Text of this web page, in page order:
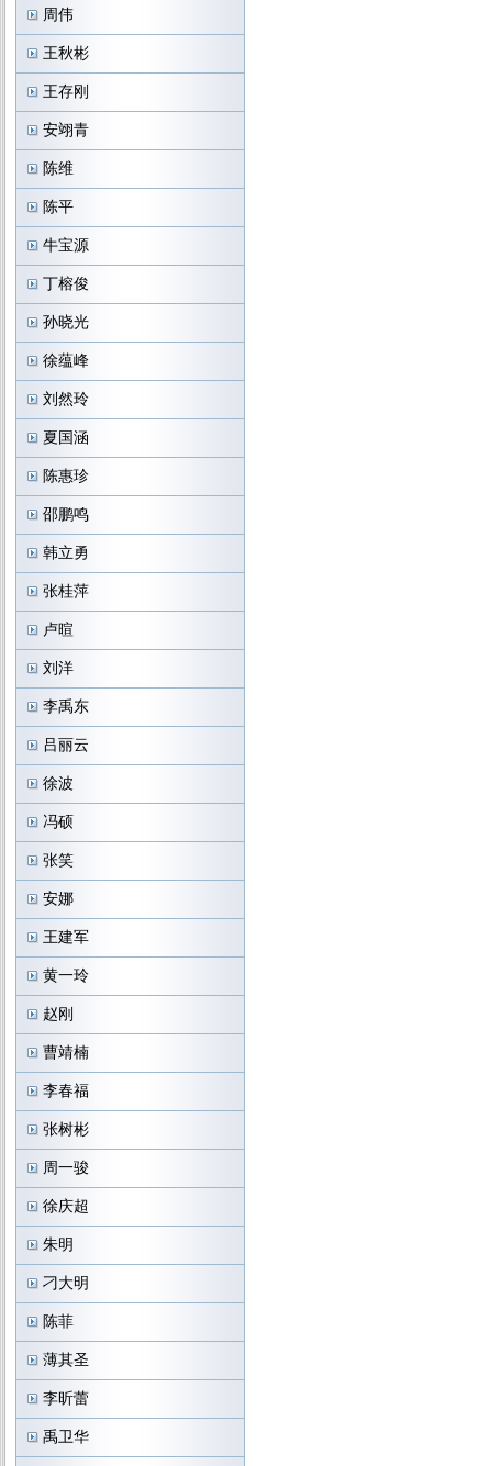
周伟
王秋彬
王存刚
安翊青
陈维
陈平
牛宝源
丁榕俊
孙晓光
徐蕴峰
刘然玲
夏国涵
陈惠珍
邵鹏鸣
韩立勇
张桂萍
卢暄
刘洋
李禹东
吕丽云
徐波
冯硕
张笑
安娜
王建军
黄一玲
赵刚
曹靖楠
李春福
张树彬
周一骏
徐庆超
朱明
刁大明
陈菲
薄其圣
李昕蕾
禹卫华